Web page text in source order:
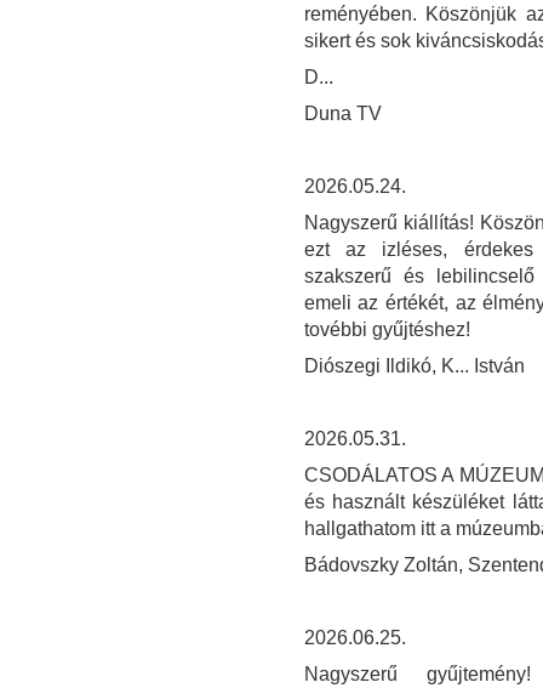
reményében. Köszönjük
sikert és sok
D...
Duna TV
2026.05.24.
Nagyszerű kiállítás!
ezt az izléses, érdekes
szakszerű és
emeli az értékét, az
tovébbi gyűjtéshez!
Diószegi Ildikó, K... István
2026.05.31.
CSODÁLATOS A
és használt készüléket
hallgathatom itt a
Bádovszky Zoltán,
2026.06.25.
Nagyszerű